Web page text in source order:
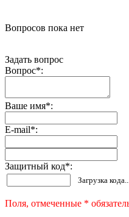
Вопросов пока нет
Задать вопрос
Вопрос*:
Ваше имя*:
E-mail*:
Защитный код*:
Загрузка кода...
Поля, отмеченные *